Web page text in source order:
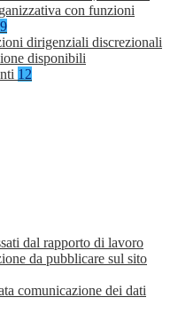
con funzioni
9
dirigenziali discrezionali
disponibili
12
dal rapporto di lavoro
da pubblicare sul sito
comunicazione dei dati